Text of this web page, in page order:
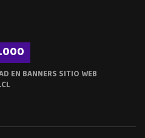
EN BANNERS SITIO WEB